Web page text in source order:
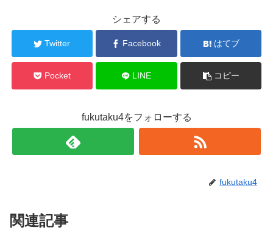
シェアする
Twitter Facebook はてブ
Pocket LINE コピー
fukutaku4をフォローする
fukutaku4
関連記事